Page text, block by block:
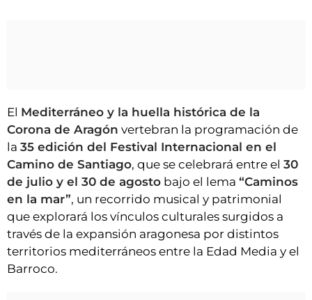
INICIAR SESIÓN
El Mediterráneo y la huella histórica de la
Corona de Aragón vertebran la programación de
la 35 edición del Festival Internacional en el
Camino de Santiago, que se celebrará entre el 30
de julio y el 30 de agosto bajo el lema “Caminos
en la mar”, un recorrido musical y patrimonial
que explorará los vínculos culturales surgidos a
través de la expansión aragonesa por distintos
territorios mediterráneos entre la Edad Media y el
Barroco.